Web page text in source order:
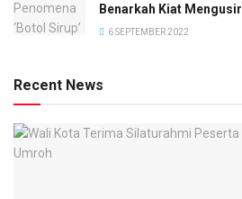
Benarkah Kiat
6 SEPTEMBER 2022
Recent News